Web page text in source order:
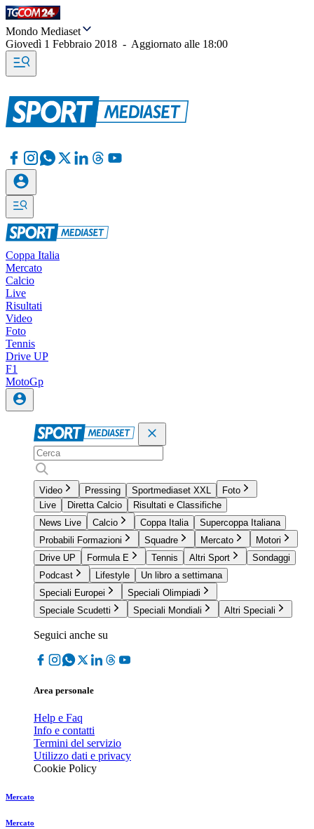
Mondo Mediaset
Giovedì 1 Febbraio 2018 - Aggiornato alle 18:00
Coppa Italia
Mercato
Calcio
Live
Risultati
Video
Foto
Tennis
Drive UP
F1
MotoGp
Video Pressing Sportmediaset XXL
Foto
Live
Diretta Calcio
Risultati e Classifiche
News Live
Calcio Coppa Italia
Supercoppa Italiana
Probabili Formazioni
Squadre Mercato
Motori
Drive UP
Formula E Tennis Altri Sport
Sondaggi
Podcast
Lifestyle
Un libro a settimana
Speciali Europei
Speciali Olimpiadi
Speciale Scudetti
Speciali Mondiali Altri Speciali
Seguici anche su
Area personale
Help e Faq
Info e contatti
Termini del servizio
Utilizzo dati e privacy
Cookie Policy
Mercato
Mercato